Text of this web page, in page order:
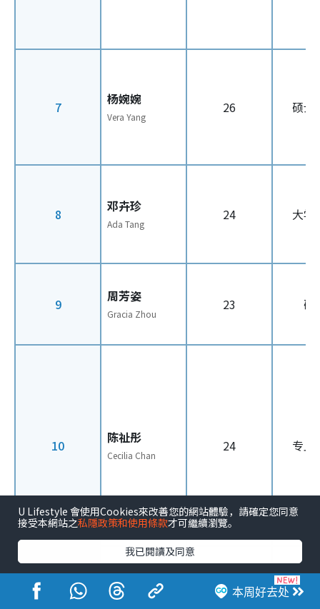
7 杨婉婉
Vera Yang
26 硕士
8 邓卉珍
Ada Tang
24 大学
9 周芳姿
Gracia Zhou
23 硕
10 陈祉彤
Cecilia Chan
24 专上
颜懿妃 本周好去处
U Lifestyle 會使用Cookies來改善您的網站體驗，請確定您同意
接受本網站之私隱政策和使用條款才可繼續瀏覽。
我已閱讀及同意